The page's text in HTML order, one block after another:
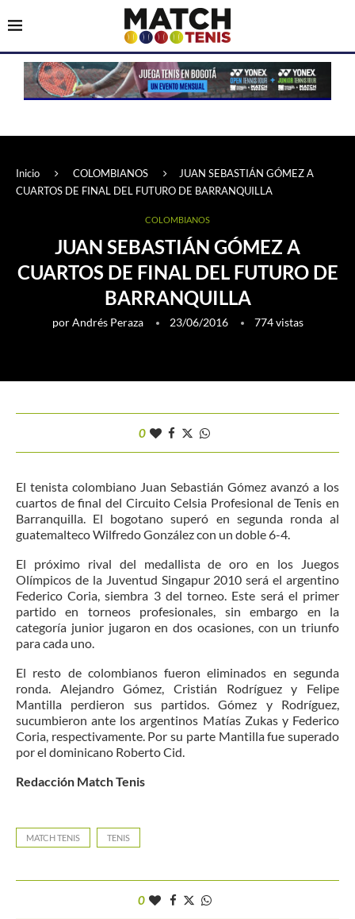
Inicio COLOMBIANOS
JUAN SEBASTIÁN GÓMEZ A
CUARTOS DE FINAL DEL FUTURO DE BARRANQUILLA
COLOMBIANOS
JUAN SEBASTIÁN GÓMEZ A
CUARTOS DE FINAL DEL FUTURO DE
BARRANQUILLA
porAndrés Peraza 23/06/2016 774vistas
0
El tenista colombiano Juan Sebastián Gómez avanzó a los
cuartos de final del Circuito Celsia Profesional de Tenis en
Barranquilla. El bogotano superó en segunda ronda al
guatemalteco Wilfredo González con un doble 6-4.
El próximo rival del medallista de oro en los Juegos
Olímpicos de la Juventud Singapur 2010 será el argentino
Federico Coria, siembra 3 del torneo. Este será el primer
partido en torneos profesionales, sin embargo en la
categoría junior jugaron en dos ocasiones, con un triunfo
para cada uno.
El resto de colombianos fueron eliminados en segunda
ronda. Alejandro Gómez, Cristián Rodríguez y Felipe
Mantilla perdieron sus partidos. Gómez y Rodríguez,
sucumbieron ante los argentinos Matías Zukas y Federico
Coria, respectivamente. Por su parte Mantilla fue superado
por el dominicano Roberto Cid.
Redacción Match Tenis
MATCH TENIS TENIS
0